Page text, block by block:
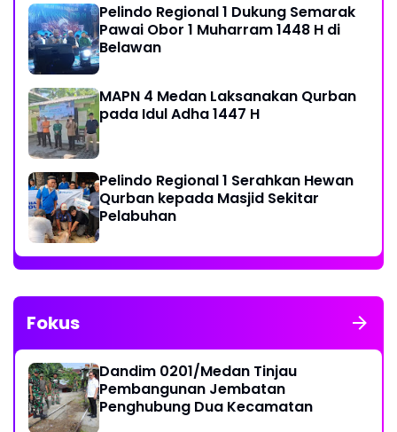
Pelindo Regional 1 Dukung Semarak
Pawai Obor 1 Muharram 1448 H di
Belawan
MAPN 4 Medan Laksanakan Qurban
pada Idul Adha 1447 H
Pelindo Regional 1 Serahkan Hewan
Qurban kepada Masjid Sekitar
Pelabuhan
Fokus
Dandim 0201/Medan Tinjau
Pembangunan Jembatan
Penghubung Dua Kecamatan